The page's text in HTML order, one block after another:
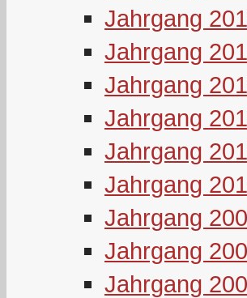
Jahrgang
Jahrgang
Jahrgang
Jahrgang
Jahrgang
Jahrgang
Jahrgang
Jahrgang
Jahrgang